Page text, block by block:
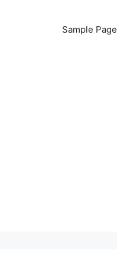
Sample Page